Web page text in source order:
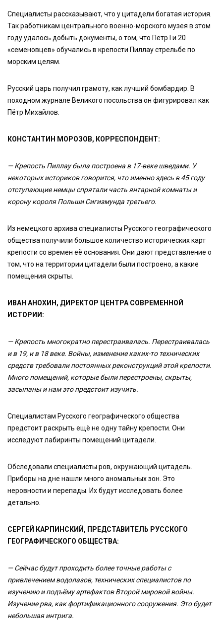
Специалисты рассказывают, что у цитадели богатая история.
Так работникам центрального военно-морского музея в этом
году удалось добыть документы, о том, что Пётр I и 20
«семеновцев» обучались в крепости Пиллау стрельбе по
морским целям.
Русский царь получил грамоту, как лучший бомбардир. В
походном журнале Великого посольства он фигурировал как
Пётр Михайлов.
КОНСТАНТИН МОРОЗОВ, КОРРЕСПОНДЕНТ:
— Крепость Пиллау была построена в 17-веке шведами. У
некоторых историков говорится, что именно здесь в 45 году
отступающие немцы спрятали часть янтарной комнаты и
корону короля Польши Сигизмунда третьего.
Из немецкого архива специалисты Русского географического
общества получили большое количество исторических карт
крепости со времен её основания. Они дают представление о
том, что на территории цитадели были построено, а какие
помещения скрыты.
ИВАН АНОХИН, ДИРЕКТОР ЦЕНТРА СОВРЕМЕННОЙ
ИСТОРИИ:
—Крепость многократно перестраивалась. Перестраивалась
и в 19, и в 18 веке. Войны, изменение каких-то технических
средств требовали постоянных реконструкций этой крепости.
Много помещений, которые были перестроены, скрыты,
засыпаны и нам это предстоит изучить.
Специалистам Русского географического общества
предстоит раскрыть ещё не одну тайну крепости. Они
исследуют лабиринты помещений цитадели.
Обследовали специалисты ров, окружающий цитадель.
Приборы на дне нашли много аномальных зон. Это
неровности и перепады. Их будут исследовать более
детально.
СЕРГЕЙ КАРПИНСКИЙ, ПРЕДСТАВИТЕЛЬ РУССКОГО
ГЕОГРАФИЧЕСКОГО ОБЩЕСТВА:
— Сейчас будут проходить более точные работы с
привлечением водолазов, технических специалистов по
изучению и подъёму артефактов Второй мировой войны.
Изучение рва, как фортификационного сооружения. Это будет
небольшая интрига.